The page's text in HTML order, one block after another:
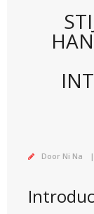
Door Ni Na